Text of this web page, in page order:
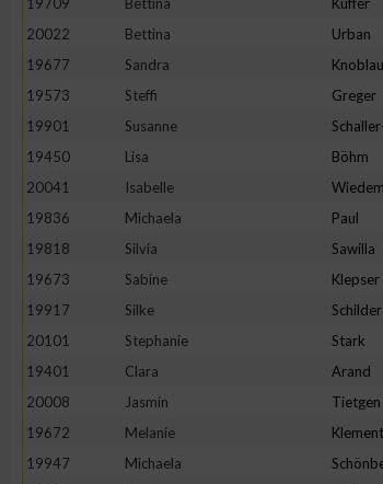
20022
Bettina Urban
19677
Sandra
19573
Steffi Greger
19901
Susanne
19450
Lisa Böhm
20041
Isabelle
19836
Michaela Paul
19818
Silvia Sawilla
19673
Sabine Klepser
19917
Silke Schilder
20101
Stephanie Stark
19401
Clara Arand
20008
Jasmin Tietgen
19672
Melanie Klement
19947
Michaela
Erstellung von Profilen zur Personalisierung von
Messung der Werbeleistung
Messung der Performance von Inhalten
Analyse von Zielgruppen durch Statistiken
Entwicklung und Verbesserung der Angebote